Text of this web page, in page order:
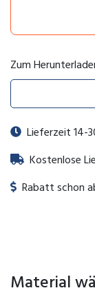
Zum
Lieferzeit 14-
Kostenlose
Rabatt schon
Material